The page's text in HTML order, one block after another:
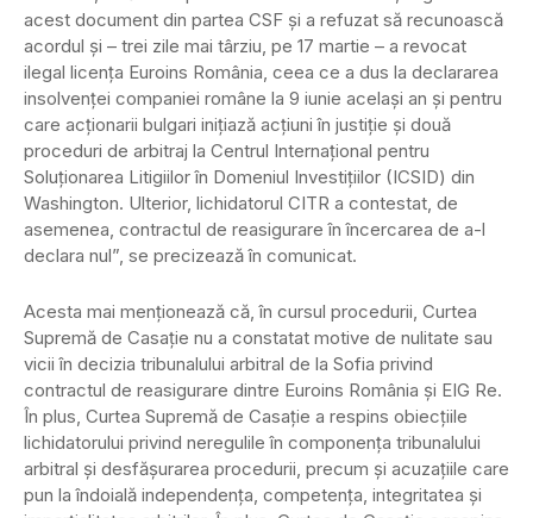
acest document din partea CSF și a refuzat să recunoască
acordul și – trei zile mai târziu, pe 17 martie – a revocat
ilegal licența Euroins România, ceea ce a dus la declararea
insolvenței companiei române la 9 iunie același an și pentru
care acționarii bulgari inițiază acțiuni în justiție și două
proceduri de arbitraj la Centrul Internațional pentru
Soluționarea Litigiilor în Domeniul Investițiilor (ICSID) din
Washington. Ulterior, lichidatorul CITR a contestat, de
asemenea, contractul de reasigurare în încercarea de a-l
declara nul”, se precizează în comunicat.
Acesta mai menționează că, în cursul procedurii, Curtea
Supremă de Casație nu a constatat motive de nulitate sau
vicii în decizia tribunalului arbitral de la Sofia privind
contractul de reasigurare dintre Euroins România și EIG Re.
În plus, Curtea Supremă de Casație a respins obiecțiile
lichidatorului privind neregulile în componența tribunalului
arbitral și desfășurarea procedurii, precum și acuzațiile care
pun la îndoială independența, competența, integritatea și